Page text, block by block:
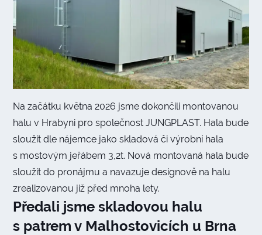
Na začátku května 2026 jsme dokončili montovanou
halu v Hrabyni pro společnost JUNGPLAST. Hala bude
sloužit dle nájemce jako skladová či výrobní hala
s mostovým jeřábem 3,2t. Nová montovaná hala bude
sloužit do pronájmu a navazuje designově na halu
zrealizovanou již před mnoha lety.
Předali jsme skladovou halu
s patrem v Malhostovicích u Brna